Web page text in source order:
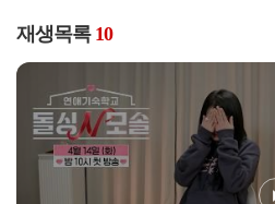
재생목록 10